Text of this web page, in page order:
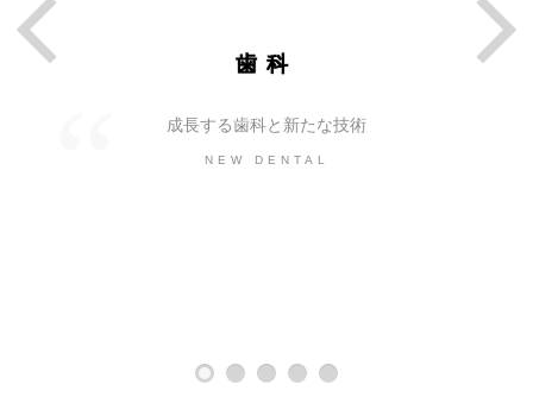
歯科
成長する歯科と新たな技術
NEW DENTAL